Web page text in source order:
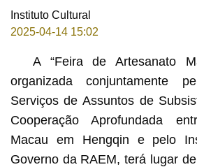
Instituto Cultural
2025-04-14 15:02
A “Feira de Artesanato
organizada conjuntamente
Serviços de Assuntos de
Cooperação Aprofundada
Macau em Hengqin e pelo
Governo da RAEM, terá lugar